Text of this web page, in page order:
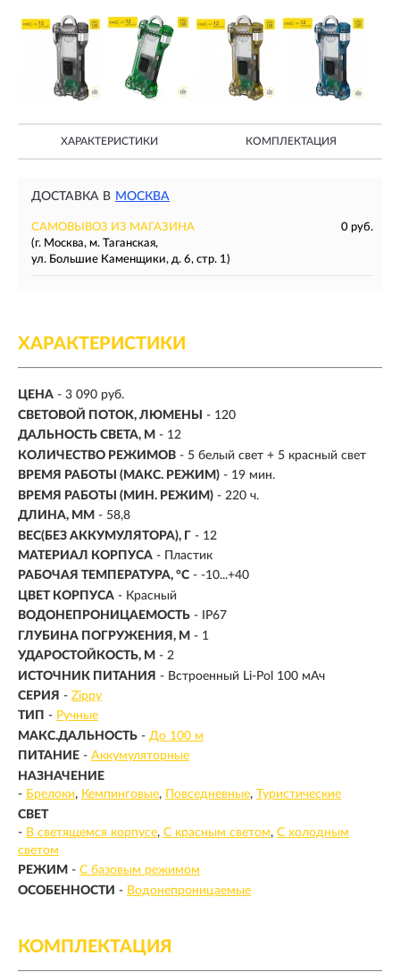
ХАРАКТЕРИСТИКИ КОМПЛЕКТАЦИЯ
ДОСТАВКА В МОСКВА
САМОВЫВОЗ ИЗ МАГАЗИНА
0 руб.
(г. Москва, м. Таганская,
ул. Большие Каменщики, д. 6, стр. 1)
ХАРАКТЕРИСТИКИ
ЦЕНА - 3 090 руб.
СВЕТОВОЙ ПОТОК, ЛЮМЕНЫ
- 120
ДАЛЬНОСТЬ СВЕТА, М - 12
КОЛИЧЕСТВО РЕЖИМОВ - 5 белый свет + 5 красный свет
ВРЕМЯ РАБОТЫ (МАКС. РЕЖИМ) - 19 мин.
ВРЕМЯ РАБОТЫ (МИН. РЕЖИМ) - 220 ч.
ДЛИНА, ММ - 58,8
ВЕС(БЕЗ АККУМУЛЯТОРА), Г - 12
МАТЕРИАЛ КОРПУСА - Пластик
РАБОЧАЯ ТЕМПЕРАТУРА, °C - -10...+40
ЦВЕТ КОРПУСА - Красный
ВОДОНЕПРОНИЦАЕМОСТЬ - IP67
ГЛУБИНА ПОГРУЖЕНИЯ, М - 1
УДАРОСТОЙКОСТЬ, М - 2
ИСТОЧНИК ПИТАНИЯ - Встроенный Li-Pol 100 мАч
СЕРИЯ - Zippy
ТИП - Ручные
МАКС.ДАЛЬНОСТЬ - До 100 м
ПИТАНИЕ - Аккумуляторные
НАЗНАЧЕНИЕ
- Брелоки Кемпинговые Повседневные Туристические
СВЕТ
- В светящемся корпусе С красным светом С холодным
светом
РЕЖИМ - С базовым режимом
ОСОБЕННОСТИ - Водонепроницаемые
КОМПЛЕКТАЦИЯ